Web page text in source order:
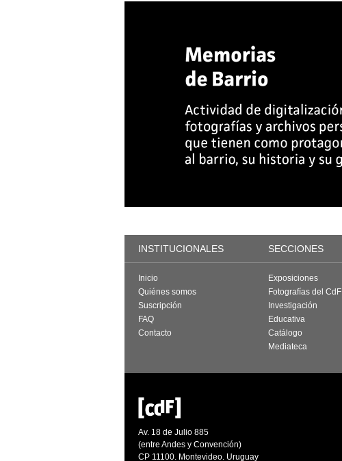
INSTITUCIONALES SECCIONES
Inicio
Quiénes somos
Suscripción
FAQ
Contacto
Exposiciones
Fotografías del CdF
Investigación
Educativa
Catálogo
Mediateca
Av. 18 de Julio 885
(entre Andes y Convención)
CP 11100. Montevideo. Uruguay